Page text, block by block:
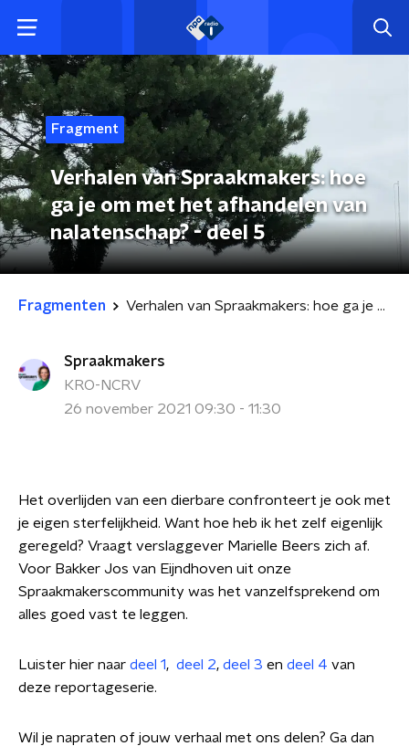
Fragment
Verhalen van Spraakmakers: hoe
ga je om met het afhandelen van
nalatenschap? - deel 5
Fragmenten Verhalen van Spraakmakers: hoe ga je om met het afhandelen van nalatenschap? - deel 5
Spraakmakers
KRO-NCRV
26 november 2021 09:30 - 11:30
Het overlijden van een dierbare confronteert je ook met
je eigen sterfelijkheid. Want hoe heb ik het zelf eigenlijk
geregeld? Vraagt verslaggever Marielle Beers zich af.
Voor Bakker Jos van Eijndhoven uit onze
Spraakmakerscommunity was het vanzelfsprekend om
alles goed vast te leggen.
Luister hier naar deel 1, deel 2, deel 3 en deel 4 van
deze reportageserie.
Wil je napraten of jouw verhaal met ons delen? Ga dan